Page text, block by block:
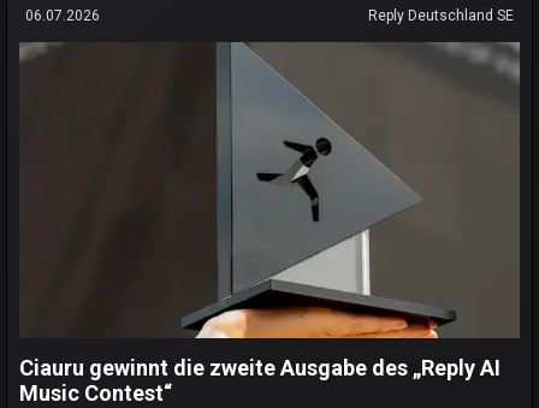
06.07.2026 Reply Deutschland SE
Ciauru gewinnt die zweite Ausgabe des „Reply AI
Music Contest“